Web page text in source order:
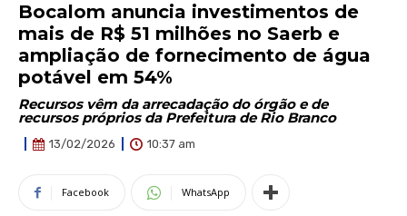
Bocalom anuncia investimentos de
mais de R$ 51 milhões no Saerb e
ampliação de fornecimento de água
potável em 54%
Recursos vêm da arrecadação do órgão e de
recursos próprios da Prefeitura de Rio Branco
13/02/2026 10:37 am
Facebook WhatsApp